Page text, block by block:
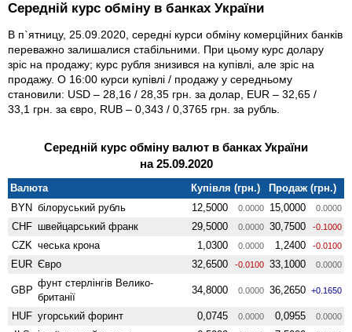
Середній курс обміну в банках України
В п`ятницу, 25.09.2020, середні курси обміну комерційних банків
переважно залишалися стабільними. При цьому курс долару
зріс на продажу; курс рубля знизився на купівлі, але зріс на
продажу. О 16:00 курси купівлі / продажу у середньому
становили: USD – 28,16 / 28,35 грн. за долар, EUR – 32,65 /
33,1 грн. за євро, RUB – 0,343 / 0,3765 грн. за рубль.
Середній курс обміну валют в банках України
на 25.09.2020
Валюта Купівля (грн.)
Продаж (грн.)
BYN білоруський рубль 12,5000 0.0000 15,0000 0.0000
CHF швейцарський франк 29,5000 0.0000 30,7500 -0.1000
CZK чеська крона 1,0300 0.0000 1,2400 -0.0100
EUR Євро 32,6500 -0.0100 33,1000 0.0000
GBP
фунт стерлінгів Велико­
британії
34,8000 0.0000 36,2650 +0.1650
HUF угорський форинт 0,0745 0.0000 0,0955 0.0000